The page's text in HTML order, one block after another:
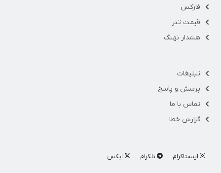
فارکس
قیمت تتر
هشدار نهنگ
تبلیغات
پرسش و پاسخ
تماس با ما
گزارش خطا
اینستاگرام تلگرام ایکس